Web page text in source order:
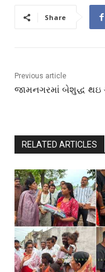
Share
Previous article
જામનગરમાં બેશુદ્ધ થઇ
RELATED ARTICLES